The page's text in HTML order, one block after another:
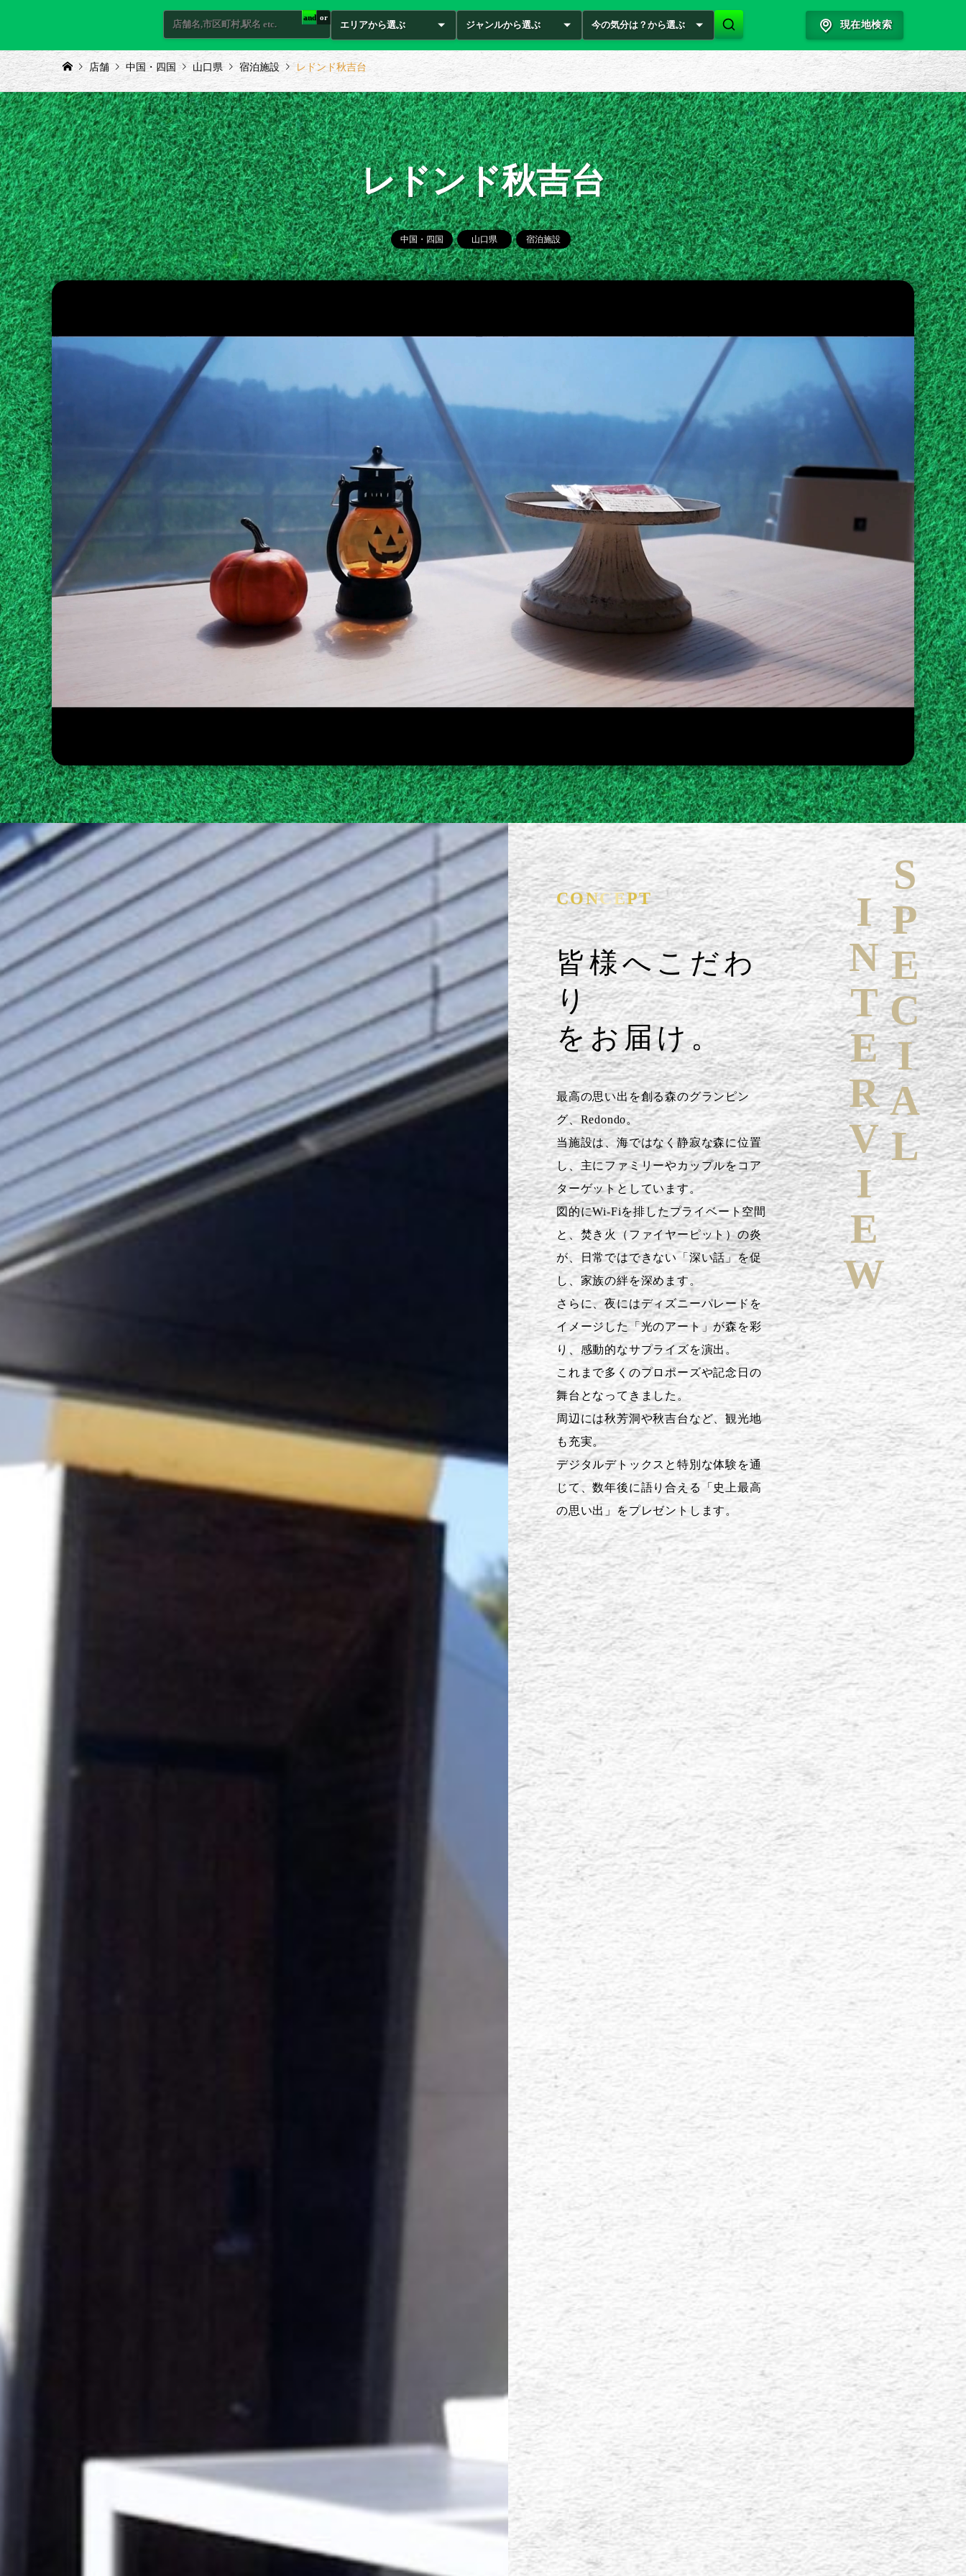
and or
エリアから選ぶ ジャンルから選ぶ 今の気分は？から選ぶ 現在地検索
店舗 中国・四国 山口県 宿泊施設 レドンド秋吉台
レドンド秋吉台
中国・四国 山口県 宿泊施設
CONCEPT
皆様へこだわ
り
をお届け。
最高の思い出を創る森のグランピン
グ、Redondo。
当施設は、海ではなく静寂な森に位置
し、主にファミリーやカップルをコア
ターゲットとしています。
図的にWi-Fiを排したプライベート空間
と、焚き火（ファイヤーピット）の炎
が、日常ではできない「深い話」を促
し、家族の絆を深めます。
さらに、夜にはディズニーパレードを
イメージした「光のアート」が森を彩
り、感動的なサプライズを演出。
これまで多くのプロポーズや記念日の
舞台となってきました。
周辺には秋芳洞や秋吉台など、観光地
も充実。
デジタルデトックスと特別な体験を通
じて、数年後に語り合える「史上最高
の思い出」をプレゼントします。
SPECIAL
INTERVIEW